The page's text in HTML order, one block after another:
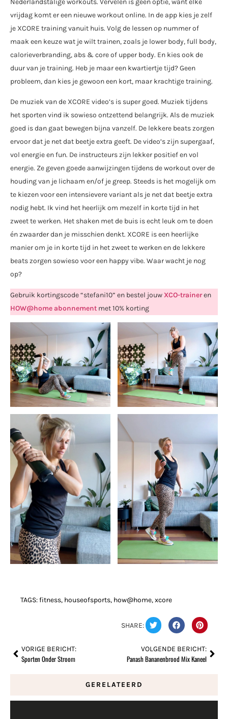
Nederlandstalige workouts. Vervelen is geen optie, want elke
vrijdag komt er een nieuwe workout online. In de app kies je zelf
je XCORE training vanuit huis. Volg de lessen op nummer of
maak een keuze wat je wilt trainen, zoals je lower body, full body,
calorieverbranding, abs & core of upper body. En kies ook de
duur van je training. Heb je maar een kwartiertje tijd? Geen
probleem, dan kies je gewoon een kort, maar krachtige training.
De muziek van de XCORE video’s is super goed. Muziek tijdens
het sporten vind ik sowieso ontzettend belangrijk. Als de muziek
goed is dan gaat bewegen bijna vanzelf. De lekkere beats zorgen
ervoor dat je net dat beetje extra geeft. De video’s zijn supergaaf,
vol energie en fun. De instructeurs zijn lekker positief en vol
energie. Ze geven goede aanwijzingen tijdens de workout over de
houding van je lichaam en/of je greep. Steeds is het mogelijk om
te kiezen voor een intensievere variant als je net dat beetje extra
nodig hebt. Ik vind het heerlijk om mezelf in korte tijd in het
zweet te werken. Het shaken met de buis is echt leuk om te doen
én zwaarder dan je misschien denkt. XCORE is een heerlijke
manier om je in korte tijd in het zweet te werken en de lekkere
beats zorgen sowieso voor een happy vibe. Waar wacht je nog
op?
Gebruik kortingscode “stefani10” en bestel jouwXCO-traineren
HOW@home abonnement met 10% korting
TAGS:fitness, houseofsports, how@home,xcore
SHARE:
VORIGE BERICHT:
Sporten Onder Stroom
VOLGENDE BERICHT:
Panash Bananenbrood Mix Kaneel
GERELATEERD